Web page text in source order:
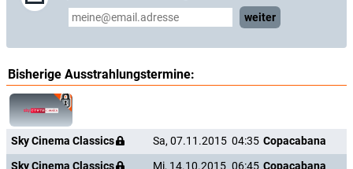
weiter
Bisherige Ausstrahlungstermine:
Sky Cinema Classics Sa, 07.11.2015 04:35 Copacabana
Sky Cinema Classics
Mi, 14.10.2015 06:45 Copacabana